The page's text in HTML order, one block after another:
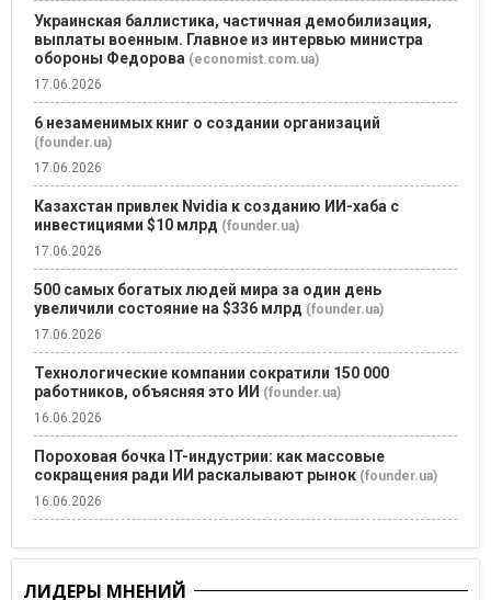
Украинская баллистика, частичная демобилизация,
выплаты военным. Главное из интервью министра
обороны Федорова (economist.com.ua)
17.06.2026
6 незаменимых книг о создании организаций
(founder.ua)
17.06.2026
Казахстан привлек Nvidia к созданию ИИ-хаба с
инвестициями $10 млрд (founder.ua)
17.06.2026
500 самых богатых людей мира за один день
увеличили состояние на $336 млрд (founder.ua)
17.06.2026
Технологические компании сократили 150 000
работников, объясняя это ИИ (founder.ua)
16.06.2026
Пороховая бочка IT-индустрии: как массовые
сокращения ради ИИ раскалывают рынок (founder.ua)
16.06.2026
ЛИДЕРЫ МНЕНИЙ